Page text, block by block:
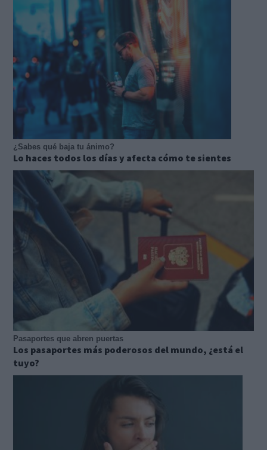
¿Sabes qué baja tu ánimo?
Lo haces todos los días y afecta cómo te sientes
Pasaportes que abren puertas
Los pasaportes más poderosos del mundo, ¿está el
tuyo?